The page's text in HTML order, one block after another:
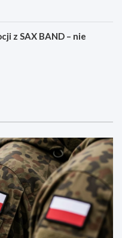
z SAX BAND – nie